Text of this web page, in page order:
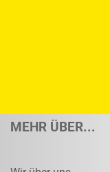
MEHR ÜBER...